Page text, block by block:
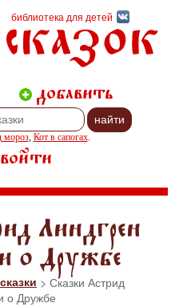
библиотека для детей
добавить
мороз, Кот в сапогах.
войти
Линдгрен
о Дружбе
> Сказки Астрид
о Дружбе